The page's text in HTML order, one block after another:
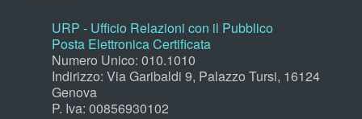
URP - Ufficio Relazioni con il Pubblico
Posta Elettronica Certificata
Numero Unico: 010.1010
Indirizzo: Via Garibaldi 9, Palazzo Tursi, 16124
Genova
P. Iva: 00856930102